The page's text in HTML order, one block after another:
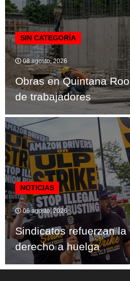
SIN CATEGORÍA
08 agosto, 2026
Obras en Quintana
de trabajadores
NOTICIAS
06 agosto, 2026
Sindicatos refuerzan la
derecho a huelga